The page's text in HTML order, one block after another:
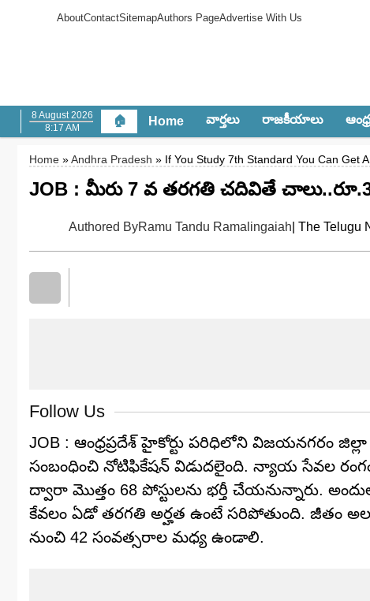
AboutContactSitemapAuthors PageAdvertise With Us
8 August 2026
8:17 AM
🏠 Home వార్త‌లు రాజ‌కీయాలు
Home »Andhra Pradesh » If You Study 7th Standard You Can Get
JOB : మీరు 7 వ తరగతి చదివితే
Authored ByRamu Tandu Ramalingaiah | The
Follow Us
JOB : ఆంధ్రప్రదేశ్ హైకోర్టు పరిధిలోని విజయనగరం
సంబంధించి నోటిఫికేషన్ విడుదలైంది. న్యాయ సేవల
ద్వారా మొత్తం 68 పోస్టులను భర్తీ చేయనున్నారు.
కేవలం ఏడో తరగతి అర్హత ఉంటే సరిపోతుంది. జీతం
నుంచి 42 సంవత్సరాల మధ్య ఉండాలి.